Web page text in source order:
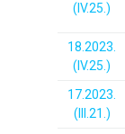
(IV.25.)
18.2023.
(IV.25.)
17.2023.
(III.21.)